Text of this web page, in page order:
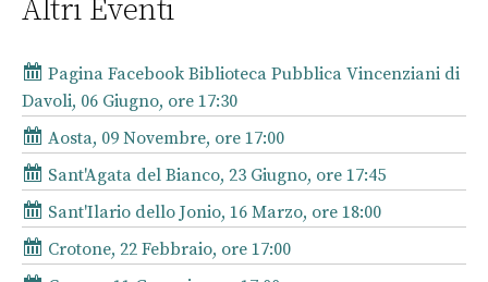
Altri Eventi
Pagina Facebook Biblioteca Pubblica Vincenziani di
Davoli, 06 Giugno, ore 17:30
Aosta, 09 Novembre, ore 17:00
Sant'Agata del Bianco, 23 Giugno, ore 17:45
Sant'Ilario dello Jonio, 16 Marzo, ore 18:00
Crotone, 22 Febbraio, ore 17:00